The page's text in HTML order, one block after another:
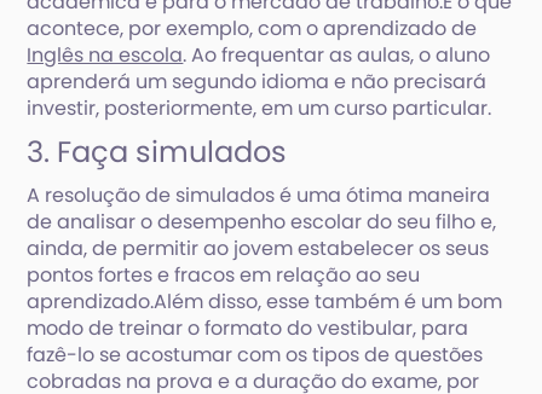
acontece, por exemplo, com o aprendizado de
Inglês na escola. Ao frequentar as aulas, o aluno
aprenderá um segundo idioma e não precisará
investir, posteriormente, em um curso particular.
3. Faça simulados
A resolução de simulados é uma ótima maneira
de analisar o desempenho escolar do seu filho e,
ainda, de permitir ao jovem estabelecer os seus
pontos fortes e fracos em relação ao seu
aprendizado.Além disso, esse também é um bom
modo de treinar o formato do vestibular, para
fazê-lo se acostumar com os tipos de questões
cobradas na prova e a duração do exame, por